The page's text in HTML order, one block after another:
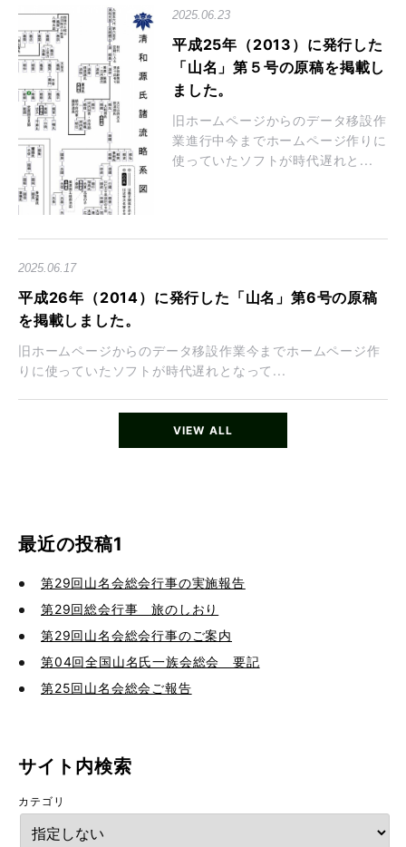
2025.06.23
平成25年（2013）に発行した
「山名」第５号の原稿を掲載し
ました。
旧ホームページからのデータ移設作
業進行中今までホームページ作りに
使っていたソフトが時代遅れと...
2025.06.17
平成26年（2014）に発行した「山名」第6号の原稿
を掲載しました。
旧ホームページからのデータ移設作業今までホームページ作
りに使っていたソフトが時代遅れとなって...
VIEW ALL
最近の投稿1
第29回山名会総会行事の実施報告
第29回総会行事 旅のしおり
第29回山名会総会行事のご案内
第04回全国山名氏一族会総会 要記
第25回山名会総会ご報告
サイト内検索
カテゴリ